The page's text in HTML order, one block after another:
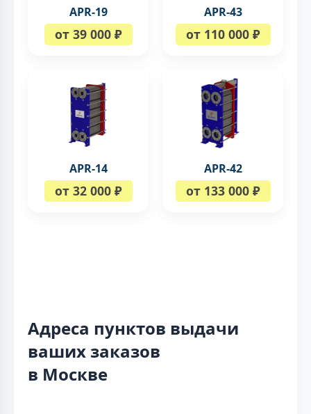
APR-19
от 39 000 ₽
APR-43
от 110 000 ₽
APR-14
от 32 000 ₽
APR-42
от 133 000 ₽
Адреса пунктов выдачи
ваших заказов
в Москве